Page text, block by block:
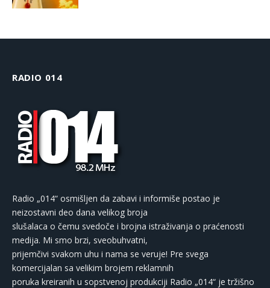
RADIO 014
Radio „014“ osmišljen da zabavi i informiše postao je
neizostavni deo dana velikog broja
slušalaca o čemu svedoče i brojna istraživanja o praćenosti
medija. Mi smo brzi, sveobuhvatni,
prijemčivi svakom uhu i nama se veruje! Pre svega
komercijalan sa velikim brojem reklamnih
poruka kreiranih u sopstvenoj produkciji Radio „014“ je tržišno